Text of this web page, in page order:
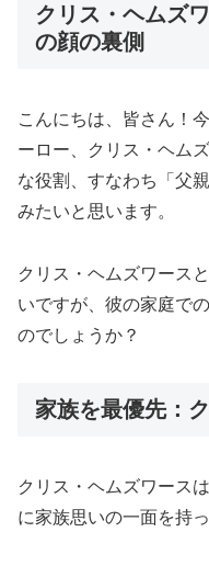
クリス・ヘムズ
の顔の裏側
こんにちは、皆さん！
ーロー、クリス・ヘム
な役割、すなわち「父
みたいと思います。
クリス・ヘムズワース
いですが、彼の家庭で
のでしょうか？
家族を最優先：
クリス・ヘムズワース
に家族思いの一面を持っ